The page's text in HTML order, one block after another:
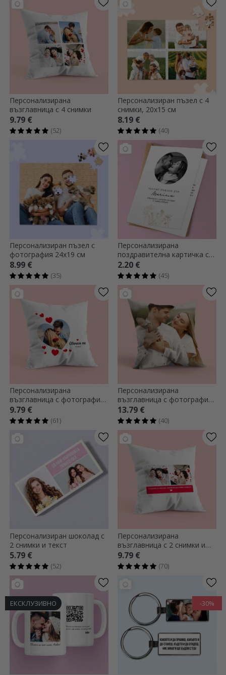
Персонализирана
възглавница с 4 снимки
9.79 €
(52)
Персонализиран пъзел с 4
снимки, 20x15 см
8.19 €
(40)
Персонализиран пъзел с
фотография 24x19 см
8.99 €
(35)
Персонализирана
поздравителна картичка с
снимка и текст -
Елегантност
2.20 €
(45)
Персонализирана
възглавница с фотография
- P.S. Обичам те
9.79 €
(61)
Персонализирана
възглавница с фотография
- голям формат
13.79 €
(40)
Персонализиран шоколад с
2 снимки и текст
5.79 €
(52)
Персонализирана
възглавница с 2 снимки и
текст
9.79 €
(70)
ЕКСКЛУЗИВНО -30%